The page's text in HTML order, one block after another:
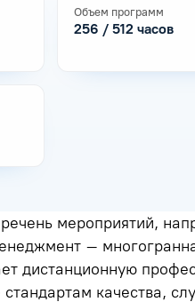
Объем программ
256 / 512 часов
мероприятий,
–
дистанционную
качества,